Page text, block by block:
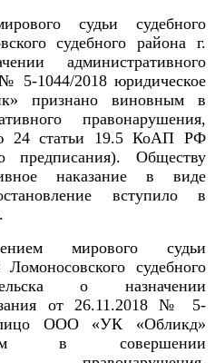
судьи судебного
судебного района г.
административного
5-1044/2018 юридическое
признано виновным в
правонарушения,
24 статьи 19.5 КоАП РФ
предписания). Обществу
наказание в виде
вступило в
мирового судьи
судебного
о назначении
от 26.11.2018 № 5-
лицо ООО «УК «Обликд»
в совершении